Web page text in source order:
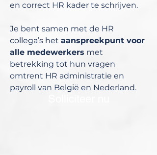
en correct HR kader te schrijven.
Je bent samen met de HR
collega’s het aanspreekpunt voor
alle medewerkers met
betrekking tot hun vragen
omtrent HR administratie en
payroll van België en Nederland.